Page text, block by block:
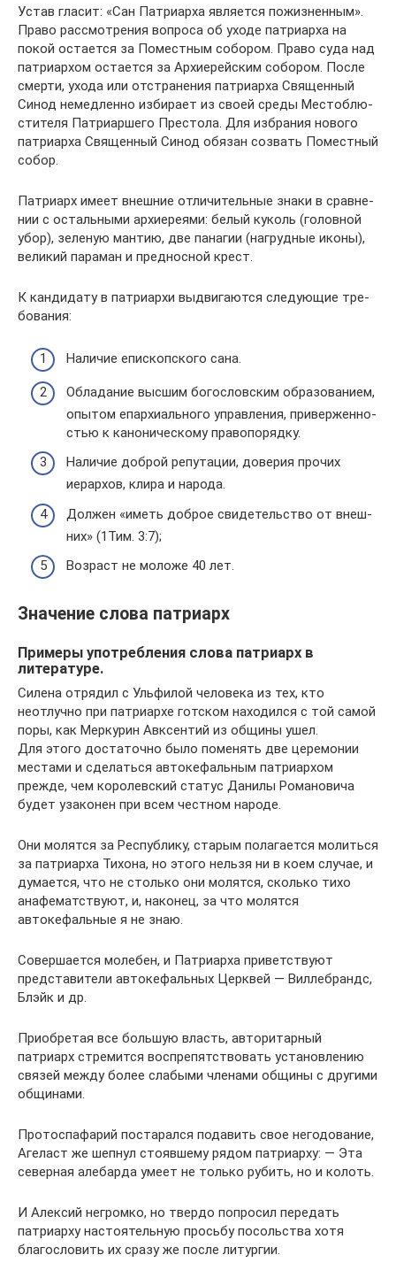
Устав гласит: «Сан Пат­ри­арха явля­ется пожиз­нен­ным».
Право рас­смот­ре­ния вопроса об уходе пат­ри­арха на
покой оста­ется за Помест­ным собо­ром. Право суда над
пат­ри­ар­хом оста­ется за Архи­ерей­ским собо­ром. После
смерти, ухода или отстра­не­ния пат­ри­арха Свя­щен­ный
Синод немед­ленно изби­рает из своей среды Место­блю­
сти­теля Пат­ри­ар­шего Пре­стола. Для избра­ния нового
пат­ри­арха Свя­щен­ный Синод обязан созвать Помест­ный
собор.
Пат­ри­арх имеет внеш­ние отли­чи­тель­ные знаки в срав­не­
нии с осталь­ными архи­ере­ями: белый куколь (голов­ной
убор), зеле­ную мантию, две пана­гии (нагруд­ные иконы),
вели­кий пара­ман и пред­носной крест.
К кан­ди­дату в пат­ри­архи выдви­га­ются сле­ду­ю­щие тре­
бо­ва­ния:
Нали­чие епи­скоп­ского сана.
Обла­да­ние высшим бого­слов­ским обра­зо­ва­нием,
опытом епар­хи­аль­ного управ­ле­ния, при­вер­жен­но­
стью к кано­ни­че­скому пра­во­по­рядку.
Нали­чие доброй репу­та­ции, дове­рия прочих
иерар­хов, клира и народа.
Должен «иметь доброе сви­де­тель­ство от внеш­
них» (1Тим. 3:7);
Воз­раст не моложе 40 лет.
Значение слова патриарх
Примеры употребления слова патриарх в
литературе.
Силена отрядил с Ульфилой человека из тех, кто
неотлучно при патриархе готском находился с той самой
поры, как Меркурин Авксентий из общины ушел.
Для этого достаточно было поменять две церемонии
местами и сделаться автокефальным патриархом
прежде, чем королевский статус Данилы Романовича
будет узаконен при всем честном народе.
Они молятся за Республику, старым полагается молиться
за патриарха Тихона, но этого нельзя ни в коем случае, и
думается, что не столько они молятся, сколько тихо
анафематствуют, и, наконец, за что молятся
автокефальные я не знаю.
Совершается молебен, и Патриарха приветствуют
представители автокефальных Церквей — Виллебрандс,
Блэйк и др.
Приобретая все большую власть, авторитарный
патриарх стремится воспрепятствовать установлению
связей между более слабыми членами общины с другими
общинами.
Протоспафарий постарался подавить свое негодование,
Агеласт же шепнул стоявшему рядом патриарху: — Эта
северная алебарда умеет не только рубить, но и колоть.
И Алексий негромко, но твердо попросил передать
патриарху настоятельную просьбу посольства хотя
благословить их сразу же после литургии.